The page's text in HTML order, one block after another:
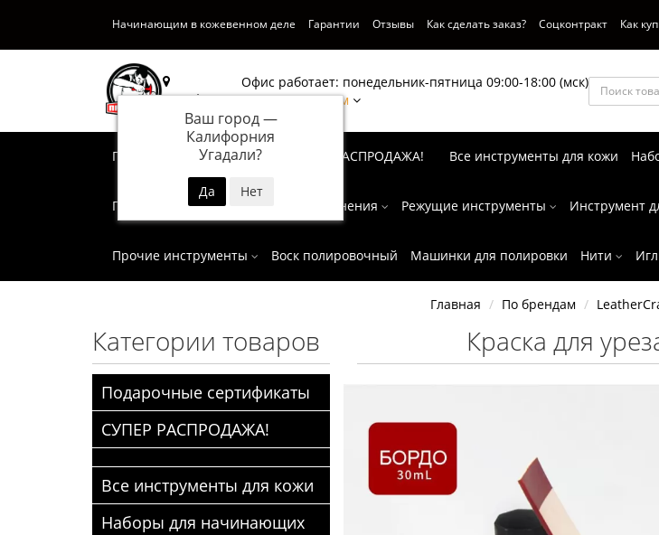
Начинающим в кожевенном деле Гарантии Отзывы Как сделать заказ? Соцконтракт Как
Калифорния
Ваш город —
Калифорния
Угадали?
Офис работает: понедельник-пятница 09:00-18:00 (мск)
Написать нам
Подарочные сертификаты СУПЕР РАСПРОДАЖА! Все инструменты для кожи
Пробойники Инструмент для тиснения Режущие инструменты Инструмент
Прочие инструменты Воск полировочный Машинки для полировки Нити
Категории товаров
Подарочные сертификаты
СУПЕР РАСПРОДАЖА!
Все инструменты для кожи
Наборы для начинающих
Главная По брендам
Краска для